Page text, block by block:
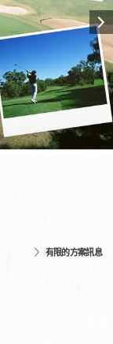
有限的方案訊息